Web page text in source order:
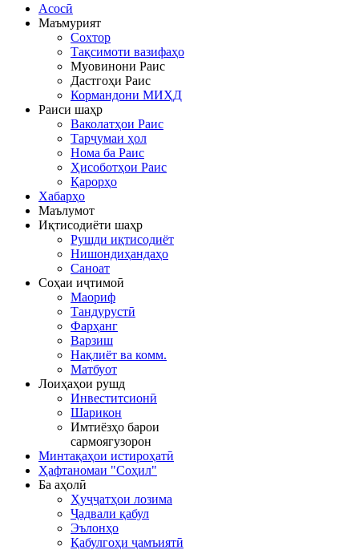
Асосӣ
Маъмурият
Сохтор
Тақсимоти вазифаҳо
Муовинони Раис
Дастгоҳи Раис
Кормандони МИҲД
Раиси шаҳр
Ваколатҳои Раис
Тарҷумаи ҳол
Нома ба Раис
Ҳисоботҳои Раис
Қарорҳо
Хабарҳо
Маълумот
Иқтисодиёти шаҳр
Рушди иқтисодиёт
Нишондиҳандаҳо
Саноат
Соҳаи иҷтимоӣ
Маориф
Тандурустӣ
Фарҳанг
Варзиш
Нақлиёт ва комм.
Матбуот
Лоиҳаҳои рушд
Инвеститсионӣ
Шарикон
Имтиёзҳо барои
сармоягузорон
Минтақаҳои истироҳатӣ
Ҳафтаномаи "Соҳил"
Ба аҳолӣ
Ҳуҷҷатҳои лозима
Ҷадвали қабул
Эълонҳо
Қабулгоҳи ҷамъиятӣ